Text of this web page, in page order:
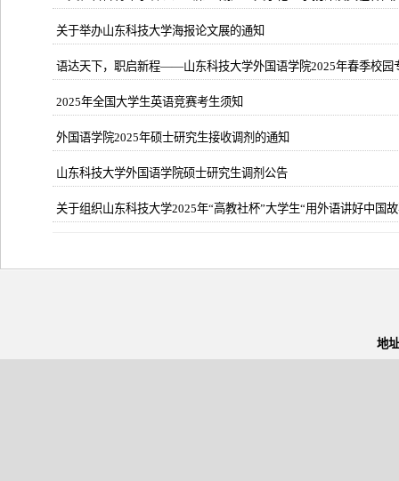
关于举办山东科技大学海报论文展的通知
语达天下，职启新程——山东科技大学外国语学院2025年春季校园
2025年全国大学生英语竞赛考生须知
外国语学院2025年硕士研究生接收调剂的通知
山东科技大学外国语学院硕士研究生调剂公告
关于组织山东科技大学2025年“高教社杯”大学生“用外语讲好中国
地址